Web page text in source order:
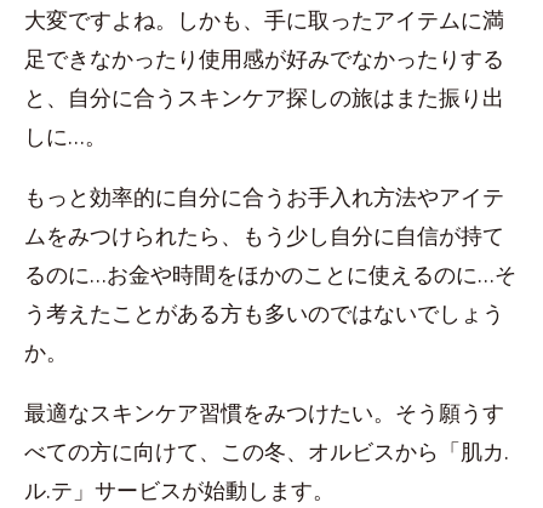
大変ですよね。しかも、手に取ったアイテムに満
足できなかったり使用感が好みでなかったりする
と、自分に合うスキンケア探しの旅はまた振り出
しに…。
もっと効率的に自分に合うお手入れ方法やアイテ
ムをみつけられたら、もう少し自分に自信が持て
るのに…お金や時間をほかのことに使えるのに…そ
う考えたことがある方も多いのではないでしょう
か。
最適なスキンケア習慣をみつけたい。そう願うす
べての方に向けて、この冬、オルビスから「肌カ.
ル.テ」サービスが始動します。